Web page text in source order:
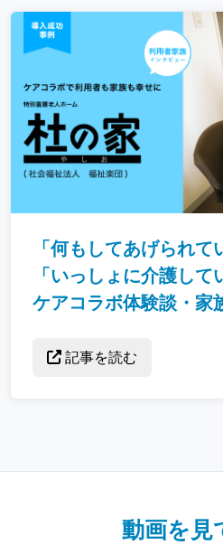
「何もしてあげられて
「いっしょに介護して
ケアコラボ体験談・家
記事を読む
動画を見